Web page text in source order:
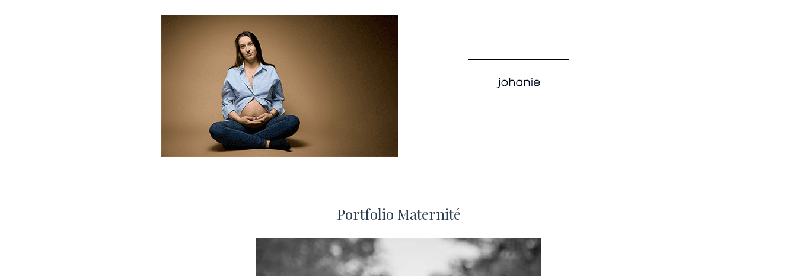
Portfolio Maternité